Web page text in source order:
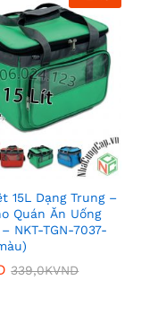
15L Dạng Trung –
Quán Ăn Uống
NKT-TGN-7037-
339,0KVND